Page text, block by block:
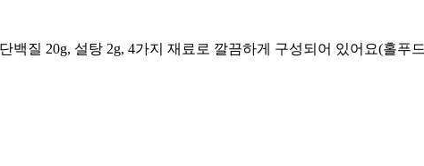
백질 20g, 설탕 2g, 4가지 재료로 깔끔하게 구성되어 있어요(홀푸